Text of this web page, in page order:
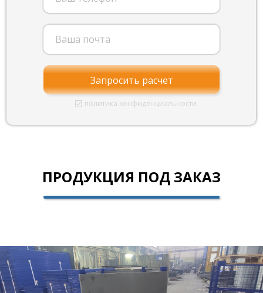
Запросить расчет
политика конфиденциальности
ПРОДУКЦИЯ ПОД ЗАКАЗ